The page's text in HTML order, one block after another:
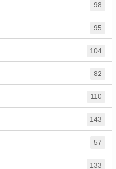
98
95
104
82
110
143
57
133